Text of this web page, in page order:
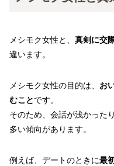
メシモク女性と、 真剣に交
違います。
メシモク女性の目的は、 お
むことです。
そのため、会話が浅かった
多い傾向があります。
例えば、デートのときに最